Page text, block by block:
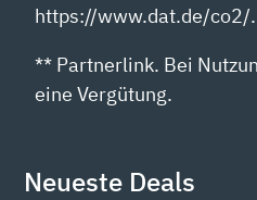
https://www.dat.de/co2/.
** Partnerlink. Bei
eine Vergütung.
Neueste Deals